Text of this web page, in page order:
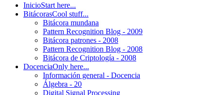
InicioStart here...
BitácorasCool stuff...
Bitácora mundana
Pattern Recognition Blog - 2009
Bitácora patrones - 2008
Pattern Recognition Blog - 2008
Bitácora de Criptología - 2008
DocenciaOnly here...
Información general - Docencia
Álgebra - 20
Digital Signal Processing